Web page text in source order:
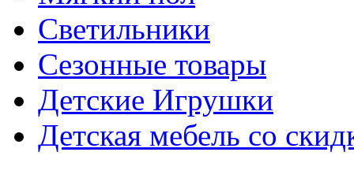
Светильники
Сезонные товары
Детские Игрушки
Детская мебель со